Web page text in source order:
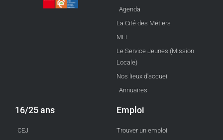
Agenda
La Cité des Métiers
MEF
Le Service Jeunes (Mission
Locale)
Nos lieux d'accueil
Annuaires
16/25 ans
CEJ
Emploi
Trouver un emploi